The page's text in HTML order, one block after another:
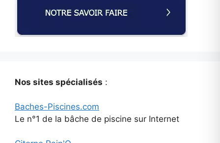
Nos sites spécialisés :
Baches-Piscines.com
Le n°1 de la bâche de piscine sur Internet